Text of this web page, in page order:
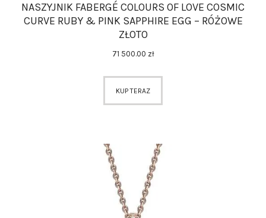
NASZYJNIK FABERGÉ COLOURS OF LOVE COSMIC
CURVE RUBY & PINK SAPPHIRE EGG – RÓŻOWE
ZŁOTO
71 500.00 zł
KUP TERAZ